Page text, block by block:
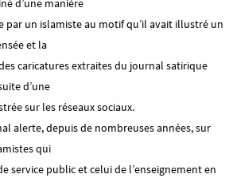
d’une manière
par un islamiste au motif qu’il avait illustré un
et la
caricatures extraites du journal satirique
d’une
sur les réseaux sociaux.
alerte, depuis de nombreuses années, sur
qui
service public et celui de l’enseignement en